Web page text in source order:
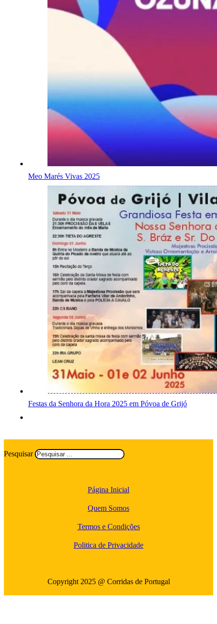
Meo Marés Vivas 2025
Festas da Senhora da Hora 2025 em Póvoa de Grijó
Pesquisar
Página Inicial
Quem Somos
Termos e Condições
Politica de Privacidade
Copyright 2025 @ Corridas de Portugal